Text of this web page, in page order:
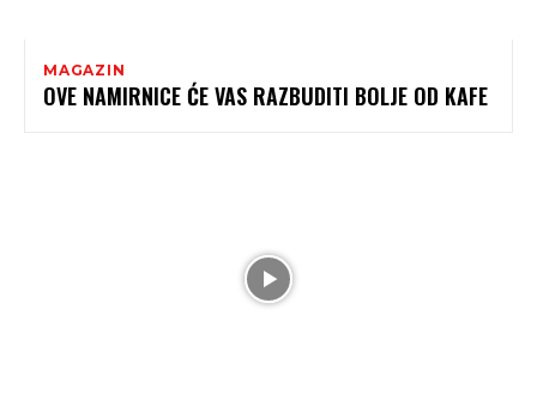
MAGAZIN
OVE NAMIRNICE ĆE VAS RAZBUDITI BOLJE OD KAFE